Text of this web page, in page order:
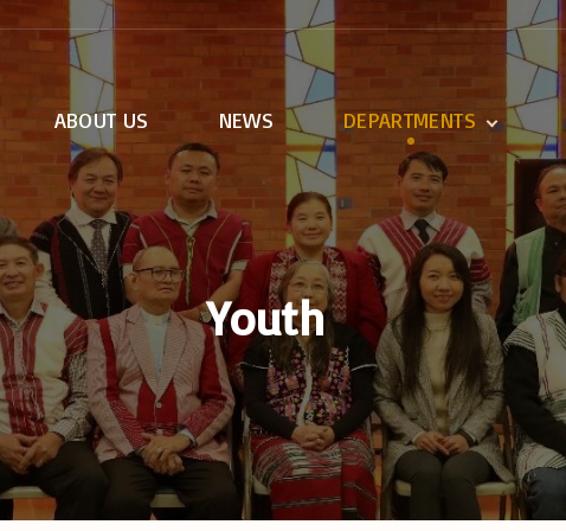
ABOUT US NEWS DEPARTMENTS
Care Counseling
Christian Education
Evangelism
KTSC
KTSCAA
Language and
Literature
Media
Ministers
Women
Youth
Youth